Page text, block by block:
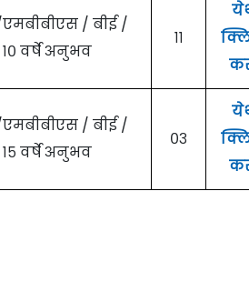
/ बीई /
वर्षे अनुभव
११
/ बीई /
वर्षे अनुभव
०३